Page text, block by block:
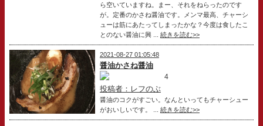
ら空いていますね。まー、それをねらったのです
が。定番のかさね醤油です。メンマ最高、チャーシ
ューは筋にあたってしまったかな？今度は食したこ
とのない醤油に興 ... 続きを読む>>
2021-08-27 01:05:48
醤油かさね醤油
4
投稿者：レフのぶ
醤油のコクがすごい。なんといってもチャーシュー
がおいしいです。 ... 続きを読む>>